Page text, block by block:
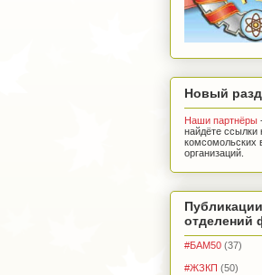
Новый
Наши партнёры
найдёте ссылки
комсомольских
организаций.
Публикации
отделений
#БАМ50 (37)
#ЖЗКП (50)